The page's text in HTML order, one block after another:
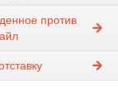
против